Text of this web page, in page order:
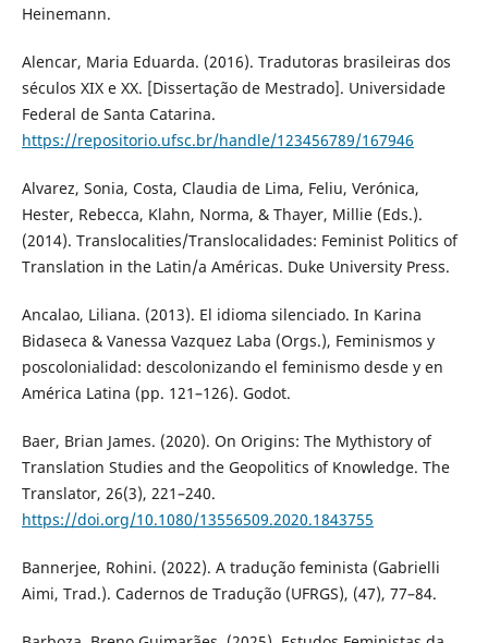
Heinemann.
Alencar, Maria Eduarda. (2016). Tradutoras brasileiras dos
séculos XIX e XX. [Dissertação de Mestrado]. Universidade
Federal de Santa Catarina.
https://repositorio.ufsc.br/handle/123456789/167946
Alvarez, Sonia, Costa, Claudia de Lima, Feliu, Verónica,
Hester, Rebecca, Klahn, Norma, & Thayer, Millie (Eds.).
(2014). Translocalities/Translocalidades: Feminist Politics of
Translation in the Latin/a Américas. Duke University Press.
Ancalao, Liliana. (2013). El idioma silenciado. In Karina
Bidaseca & Vanessa Vazquez Laba (Orgs.), Feminismos y
poscolonialidad: descolonizando el feminismo desde y en
América Latina (pp. 121–126). Godot.
Baer, Brian James. (2020). On Origins: The Mythistory of
Translation Studies and the Geopolitics of Knowledge. The
Translator, 26(3), 221–240.
https://doi.org/10.1080/13556509.2020.1843755
Bannerjee, Rohini. (2022). A tradução feminista (Gabrielli
Aimi, Trad.). Cadernos de Tradução (UFRGS), (47), 77–84.